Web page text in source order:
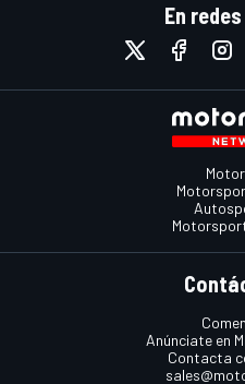
En
Anúnciate en
Contacta